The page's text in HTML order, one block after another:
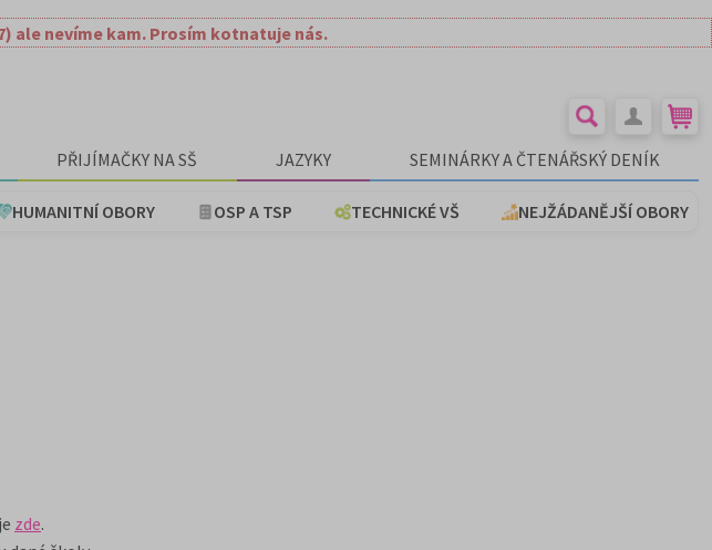
ale nevíme kam. Prosím kotnatuje nás.
PŘIJÍMAČKY NA SŠ JAZYKY SEMINÁRKY A ČTENÁŘSKÝ DENÍK
HUMANITNÍ OBORY OSP A TSP TECHNICKÉ VŠ NEJŽÁDANĚJŠÍ OBORY
zde.